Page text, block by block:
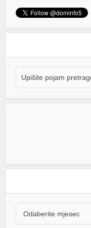
je manastir
poručio da mu je
vrijednostima.